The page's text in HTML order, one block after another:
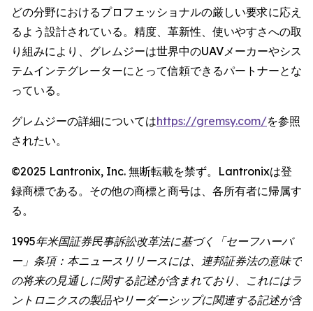
どの分野におけるプロフェッショナルの厳しい要求に応え
るよう設計されている。精度、革新性、使いやすさへの取
り組みにより、グレムジーは世界中のUAVメーカーやシス
テムインテグレーターにとって信頼できるパートナーとな
っている。
グレムジーの詳細についてはhttps://gremsy.com/を参照
されたい。
©2025 Lantronix, Inc. 無断転載を禁ず。Lantronixは登
録商標である。その他の商標と商号は、各所有者に帰属す
る。
1995年米国証券民事訴訟改革法に基づく「セーフハーバ
ー」条項：本ニュースリリースには、連邦証券法の意味で
の将来の見通しに関する記述が含まれており、これにはラ
ントロニクスの製品やリーダーシップに関連する記述が含